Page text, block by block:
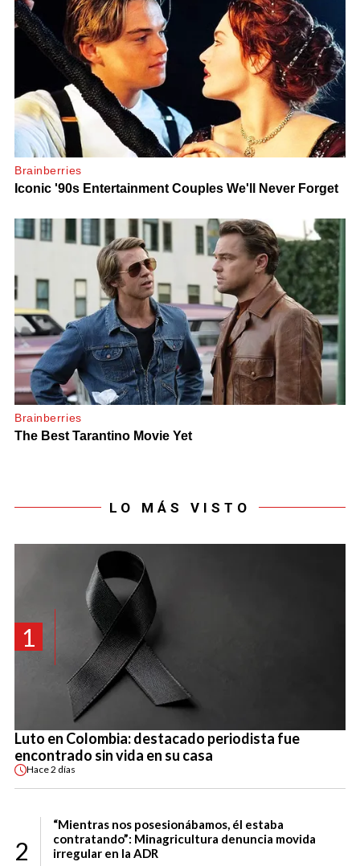
LO MÁS VISTO
1
Luto en Colombia: destacado periodista fue
encontrado sin vida en su casa
Hace2 días
2
“Mientras nos posesionábamos, él estaba
contratando”: Minagricultura denuncia movida
irregular en la ADR